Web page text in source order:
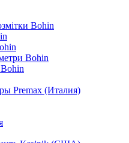
Bohin
Bohin
Bohin
Premax (Италия)